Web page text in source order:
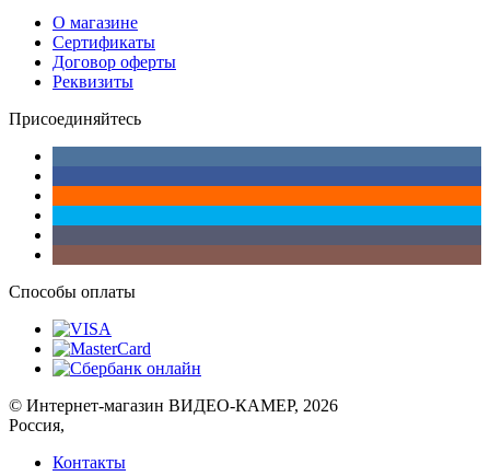
О магазине
Сертификаты
Договор оферты
Реквизиты
Присоединяйтесь
Способы оплаты
© Интернет-магазин ВИДЕО-КАМЕР, 2026
Россия,
Контакты